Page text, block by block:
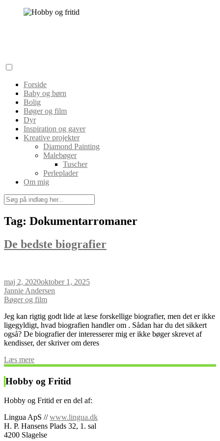
Forside
Baby og børn
Bolig
Bøger og film
Dyr
Inspiration og gaver
Kreative projekter
Diamond Painting
Malebøger
Tuscher
Perleplader
Om mig
Search
for:
Tag: Dokumentarromaner
De bedste biografier
maj 2, 2020oktober 1, 2025
Jannie Andersen
Bøger og film
Jeg kan rigtig godt lide at læse forskellige biografier, men det er ikke
ligegyldigt, hvad biografien handler om . Sådan har du det sikkert
også? De biografier der interesserer mig er ikke bøger skrevet af
kendisser, der skriver om deres
Læs mere
Hobby og Fritid
Hobby og Fritid er en del af:
Lingua ApS //www.lingua.dk
H. P. Hansens Plads 32, 1. sal
4200 Slagelse